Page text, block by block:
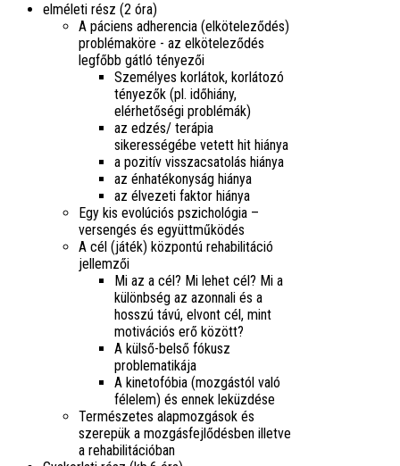
elméleti rész (2 óra)
A páciens adherencia (elköteleződés)
problémaköre - az elköteleződés
legfőbb gátló tényezői
Személyes korlátok, korlátozó
tényezők (pl. időhiány,
elérhetőségi problémák)
az edzés/ terápia
sikerességébe vetett hit hiánya
a pozitív visszacsatolás hiánya
az énhatékonyság hiánya
az élvezeti faktor hiánya
Egy kis evolúciós pszichológia –
versengés és együttműködés
A cél (játék) központú rehabilitáció
jellemzői
Mi az a cél? Mi lehet cél? Mi a
különbség az azonnali és a
hosszú távú, elvont cél, mint
motivációs erő között?
A külső-belső fókusz
problematikája
A kinetofóbia (mozgástól való
félelem) és ennek leküzdése
Természetes alapmozgások és
szerepük a mozgásfejlődésben illetve
a rehabilitációban